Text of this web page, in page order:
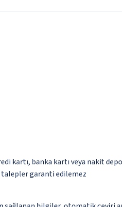
kartı, banka kartı veya nakit
talepler garanti edilemez